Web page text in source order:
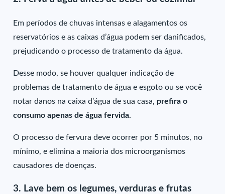
Em períodos de chuvas intensas e alagamentos os
reservatórios e as caixas d’água podem ser danificados,
prejudicando o processo de tratamento da água.
Desse modo, se houver qualquer indicação de
problemas de tratamento de água e esgoto ou se você
notar danos na caixa d’água de sua casa, prefira o
consumo apenas de água fervida.
O processo de fervura deve ocorrer por 5 minutos, no
mínimo, e elimina a maioria dos microorganismos
causadores de doenças.
3. Lave bem os legumes, verduras e frutas